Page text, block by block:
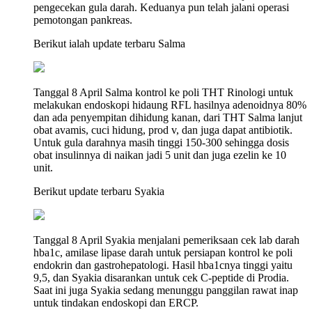
pengecekan gula darah. Keduanya pun telah jalani operasi
pemotongan pankreas.
Berikut ialah update terbaru Salma
Tanggal 8 April Salma kontrol ke poli THT Rinologi untuk
melakukan endoskopi hidaung RFL hasilnya adenoidnya 80%
dan ada penyempitan dihidung kanan, dari THT Salma lanjut
obat avamis, cuci hidung, prod v, dan juga dapat antibiotik.
Untuk gula darahnya masih tinggi 150-300 sehingga dosis
obat insulinnya di naikan jadi 5 unit dan juga ezelin ke 10
unit.
Berikut update terbaru Syakia
Tanggal 8 April Syakia menjalani pemeriksaan cek lab darah
hba1c, amilase lipase darah untuk persiapan kontrol ke poli
endokrin dan gastrohepatologi. Hasil hba1cnya tinggi yaitu
9,5, dan Syakia disarankan untuk cek C-peptide di Prodia.
Saat ini juga Syakia sedang menunggu panggilan rawat inap
untuk tindakan endoskopi dan ERCP.